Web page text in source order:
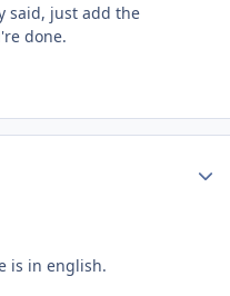
said, just add the
done.
is in english.